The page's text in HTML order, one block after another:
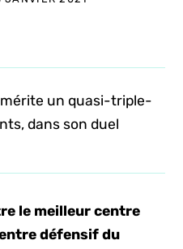
un quasi-triple-
dans son duel
le meilleur centre
défensif du